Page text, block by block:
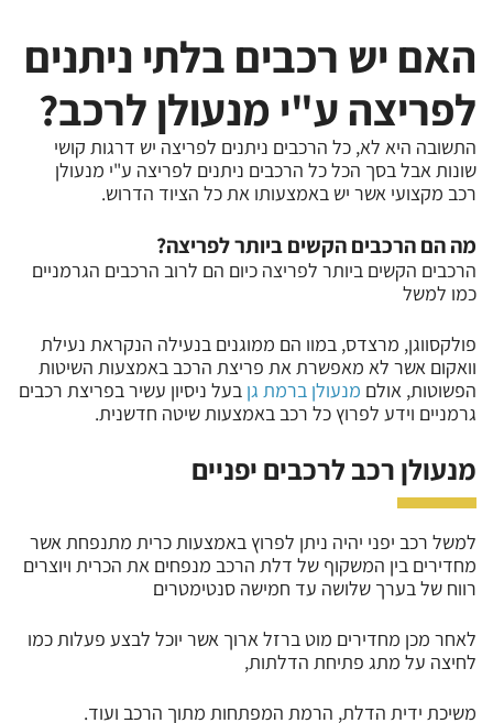
האם יש רכבים בלתי ניתנים
לפריצה ע"י מנעולן לרכב?
התשובה היא לא, כל הרכבים ניתנים לפריצה יש דרגות קושי
שונות אבל בסך הכל כל הרכבים ניתנים לפריצה ע"י מנעולן
רכב מקצועי אשר יש באמצעותו את כל הציוד הדרוש.
מה הם הרכבים הקשים ביותר לפריצה?
הרכבים הקשים ביותר לפריצה כיום הם לרוב הרכבים הגרמניים
כמו למשל
פולקסווגן, מרצדס, במוו הם ממוגנים בנעילה הנקראת נעילת
וואקום אשר לא מאפשרת את פריצת הרכב באמצעות השיטות
הפשוטות, אולם מנעולן ברמת גן בעל ניסיון עשיר בפריצת רכבים
גרמניים וידע לפרוץ כל רכב באמצעות שיטה חדשנית.
מנעולן רכב לרכבים יפניים
למשל רכב יפני יהיה ניתן לפרוץ באמצעות כרית מתנפחת אשר
מחדירים בין המשקוף של דלת הרכב מנפחים את הכרית ויוצרים
רווח של בערך שלושה עד חמישה סנטימטרים
לאחר מכן מחדירים מוט ברזל ארוך אשר יוכל לבצע פעלות כמו
לחיצה על מתג פתיחת הדלתות,
משיכת ידית הדלת, הרמת המפתחות מתוך הרכב ועוד.